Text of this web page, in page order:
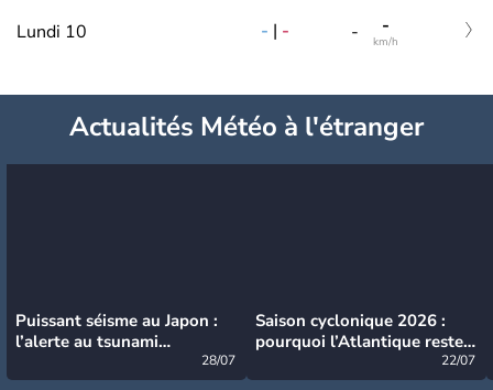
Lundi 10 - | - - -
km/h
Actualités Météo à l'étranger
Puissant séisme au Japon :
l’alerte au tsunami
28/07
Saison cyclonique 2026 :
pourquoi l’Atlantique reste
22/07